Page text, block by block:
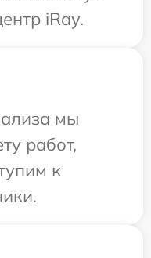
iRay.
мы
работ,
к